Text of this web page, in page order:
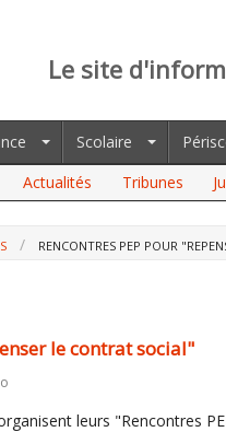
Le site
Scolaire
Actualités Tribunes
RENCONTRES PEP POUR
le contrat social"
leurs "Rencontres